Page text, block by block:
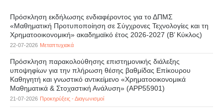
Πρόσκληση εκδήλωσης ενδιαφέροντος για το ΔΠΜΣ
«Μαθηματική Προτυποποίηση σε Σύγχρονες Τεχνολογίες και τη
Χρηματοοικονομική» ακαδημαϊκό έτος 2026-2027 (B’ Kύκλος)
22-07-2026 Μεταπτυχιακά
Πρόσκληση παρακολούθησης επιστημονικής διάλεξης
υποψηφίων για την πλήρωση θέσης βαθμίδας Επίκουρου
Καθηγητή και γνωστικό αντικείμενο «Χρηματοοικονομικά
Μαθηματικά & Στοχαστική Ανάλυση» (APP55901)
21-07-2026 Προκηρύξεις - Διαγωνισμοί